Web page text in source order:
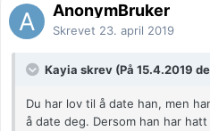
AnonymBruker
Skrevet 23. april 2019
Kayia skrev (På 15.4.2019
Du har lov til å date han, men
å date deg. Dersom han har